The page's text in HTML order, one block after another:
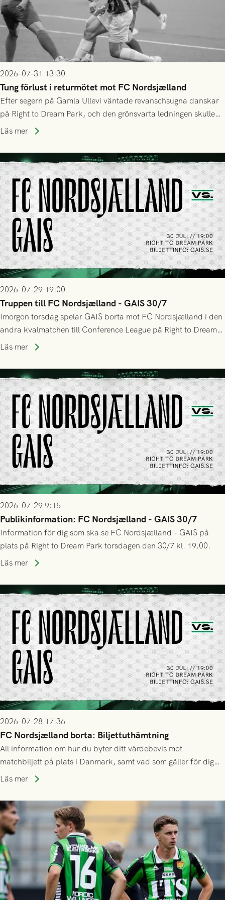
2026-07-31 13:30
Tung förlust i returmötet mot FC Nordsjælland
Efter segern på Gamla Ullevi väntade revanschsugna danskar
på Right to Dream Park, och den grönsvarta ledningen skulle
upphöra efter mindre än kvarten spelad. På lika mark visade
tennissiffror och det grönsvarta europaäventyret tog slut.
Läs mer
2026-07-29 19:00
Truppen till FC Nordsjælland - GAIS 30/7
Imorgon torsdag spelar GAIS borta mot FC Nordsjælland i den
andra kvalmatchen till Conference League på Right to Dream
Park! Fredrik Holmberg och ledarstaben har tagit ut följande
Läs mer
2026-07-29 9:15
Publikinformation: FC Nordsjælland - GAIS 30/7
Information för dig som ska se FC Nordsjælland - GAIS på
plats på Right to Dream Park torsdagen den 30/7 kl. 19.00.
Läs mer
2026-07-28 17:36
FC Nordsjælland borta: Biljettuthämtning
All information om hur du byter ditt värdebevis mot
matchbiljett på plats i Danmark, samt vad som gäller för dig
som står på reservlista eller fått förhinder.
Läs mer